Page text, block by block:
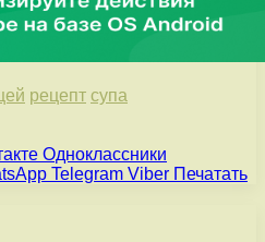
рецепт супа
Одноклассники
Telegram Viber Печатать